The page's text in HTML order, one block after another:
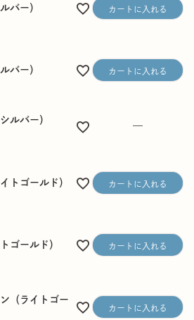
バー） カートに入れる
バー） カートに入れる
ルバー）
—
トゴールド） カートに入れる
ゴールド） カートに入れる
（ライトゴー
カートに入れる